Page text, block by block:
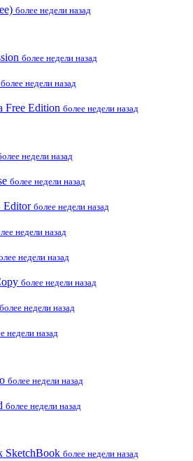
более недели назад
более недели назад
более недели назад
Free Edition более недели назад
недели назад
более недели назад
Editor более недели назад
недели назад
недели назад
более недели назад
более недели назад
недели назад
более недели назад
более недели назад
SketchBook более недели назад